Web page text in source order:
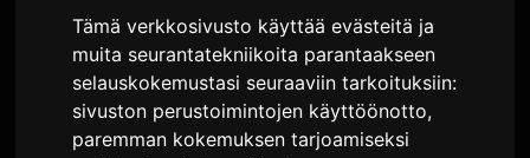
Tämä verkkosivusto käyttää evästeitä ja
muita seurantatekniikoita parantaakseen
selauskokemustasi seuraaviin tarkoituksiin:
sivuston perustoimintojen käyttöönotto,
paremman kokemuksen tarjoamiseksi